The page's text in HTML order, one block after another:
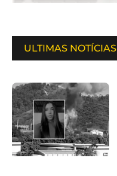
ULTIMAS NOTÍCIAS